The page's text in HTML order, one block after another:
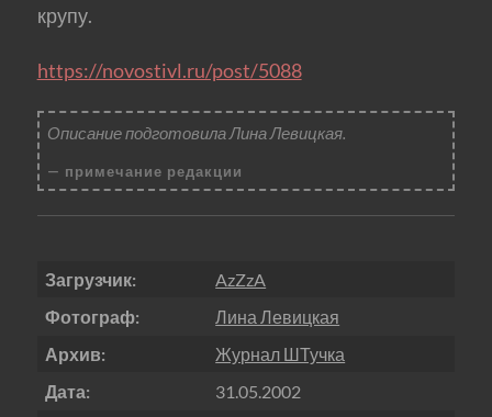
крупу.
https://novostivl.ru/post/5088
Описание подготовила Лина Левицкая.
примечание редакции
Загрузчик:
AzZzA
Фотограф:
Лина Левицкая
Архив:
Журнал ШТучка
Дата:
31.05.2002